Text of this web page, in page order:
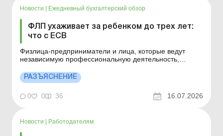
Новости Ежедневный бухгалтерский обзор
ФЛП ухаживает за ребенком до трех лет:
что с ЕСВ
Физлица-предприниматели и лица, которые ведут
независимую профессиональную деятельность,
трехлетнего возраста и продолжающие получать
пособие при рождении ребенка, освобождаются от
обязанности уплаты за себя ЕСВ до завершения
выплаты такого пособия. Б...
РАЗЪЯСНЕНИЕ
0 0 36 16.07.2026
Новости Работодателям.